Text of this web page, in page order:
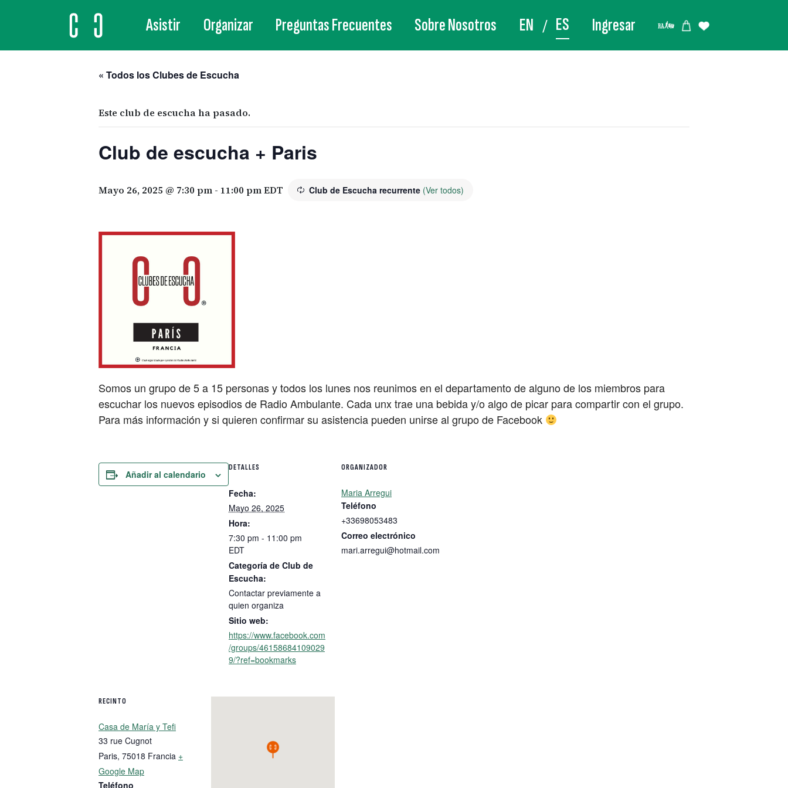
MAIN NAVIGATION
Asistir Organizar Preguntas Frecuentes Sobre Nosotros EN ES Ingresar
« Todos los Clubes de Escucha
Este club de escucha ha pasado.
Club de escucha + Paris
Mayo 26, 2025 @ 7:30 pm - 11:00 pmEDT Club de Escucha recurrente (Ver todos)
Somos un grupo de 5 a 15 personas y todos los lunes nos reunimos en el departamento de alguno de los miembros para
escuchar los nuevos episodios de Radio Ambulante. Cada unx trae una bebida y/o algo de picar para compartir con el grupo.
Para más información y si quieren confirmar su asistencia pueden unirse al grupo de Facebook
Añadir al calendario
DETALLES
Fecha:
Mayo 26, 2025
Hora:
7:30 pm - 11:00 pm
EDT
Categoría de Club de
Escucha:
Contactar previamente a
quien organiza
Sitio web:
https://www.facebook.com
/groups/46158684109029
9/?ref=bookmarks
ORGANIZADOR
Maria Arregui
Teléfono
+33698053483
Correo electrónico
mari.arregui@hotmail.com
RECINTO
Casa de María y Tefi
33 rue Cugnot
Paris, 75018 Francia +
Google Map
Teléfono